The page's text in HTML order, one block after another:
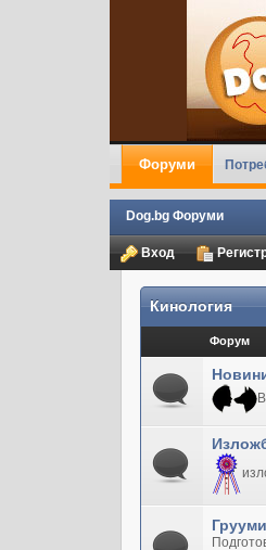
Форуми
Dog.bg Форуми
Вход
Кинология
Форум